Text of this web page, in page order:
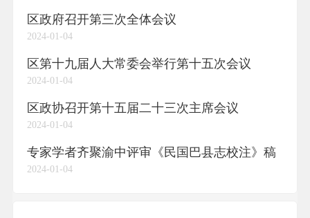
区政府召开第三次全体会议
2024-01-04
区第十九届人大常委会举行第十五次会议
2024-01-04
​区政协召开第十五届二十三次主席会议
2024-01-04
专家学者齐聚渝中评审《民国巴县志校注》稿
2024-01-04